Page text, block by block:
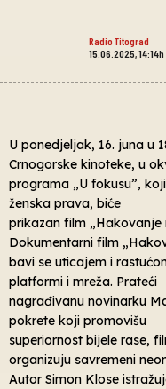
Radio Titograd
15.06.2025, 14:14h
U ponedjeljak, 16. juna u
Crnogorske kinoteke, u
programa „U fokusu”,
ženska prava, biće
prikazan film „Hakovanje
Dokumentarni film
bavi se uticajem i
platformi i mreža. Prateći
nagrađivanu novinarku
pokrete koji promovišu
superiornost bijele rase,
organizuju savremeni
Autor Simon Klose